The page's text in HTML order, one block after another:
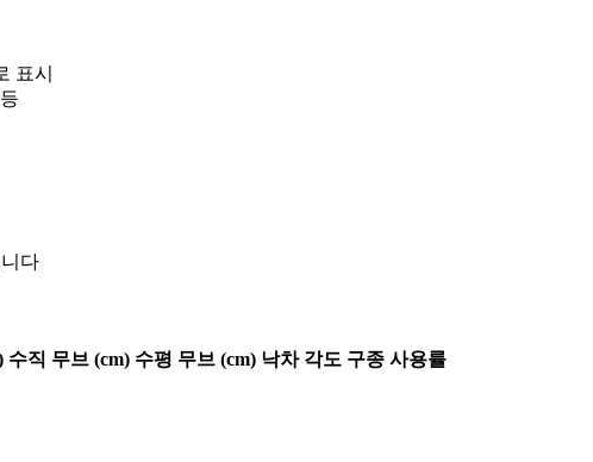
표시
다
수직 무브 (cm) 수평 무브 (cm) 낙차 각도 구종 사용률